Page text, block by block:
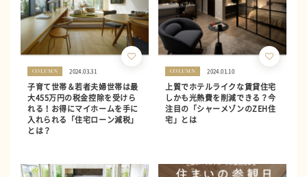
COLUMN 2024.03.31
子育て世帯＆若者夫婦世帯は最
大455万円の税金控除を受けら
れる！お得にマイホームを手に
入れられる「住宅ローン減税」
とは？
COLUMN 2024.01.10
上質でホテルライクな賃貸住宅
しかも光熱費を削減できる？今
注目の「シャーメゾンのZEH住
宅」とは